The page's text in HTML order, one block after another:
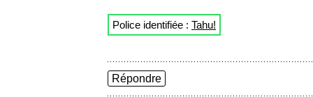
Police identifiée : Tahu!
Répondre